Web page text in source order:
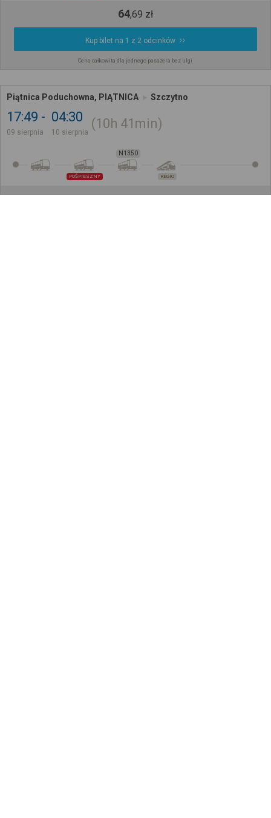
64,69 zł
Kup bilet na 1 z 2 odcinków
Cena całkowita dla jednego pasażera bez ulgi
Piątnica Poduchowna, PIĄTNICA Szczytno
17:49
09 sierpnia
04:30
10 sierpnia
10h 41min
POŚPIESZNY
N1350
REGIO
136